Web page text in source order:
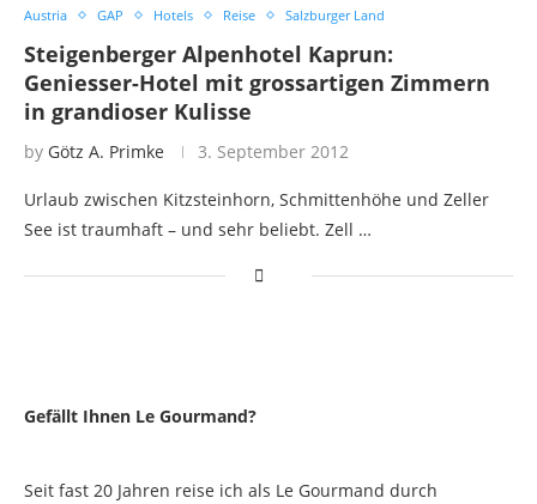
Austria GAP Hotels Reise Salzburger Land
Steigenberger Alpenhotel Kaprun:
Geniesser-Hotel mit grossartigen Zimmern
in grandioser Kulisse
by Götz A. Primke 3. September 2012
Urlaub zwischen Kitzsteinhorn, Schmittenhöhe und Zeller
See ist traumhaft – und sehr beliebt. Zell …
Gefällt Ihnen Le Gourmand?
Seit fast 20 Jahren reise ich als Le Gourmand durch